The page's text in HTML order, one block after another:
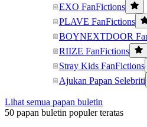
EXO FanFictions
PLAVE FanFictions
BOYNEXTDOOR
RIIZE FanFictions
Stray Kids FanFictions
Ajukan Papan Selebriti
Lihat semua papan buletin
50 papan buletin populer teratas